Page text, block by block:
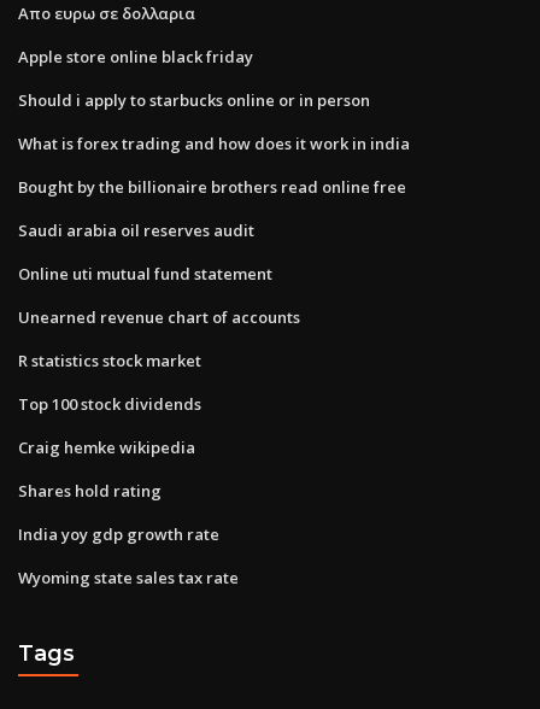
Απο ευρω σε δολλαρια
Apple store online black friday
Should i apply to starbucks online or in person
What is forex trading and how does it work in india
Bought by the billionaire brothers read online free
Saudi arabia oil reserves audit
Online uti mutual fund statement
Unearned revenue chart of accounts
R statistics stock market
Top 100 stock dividends
Craig hemke wikipedia
Shares hold rating
India yoy gdp growth rate
Wyoming state sales tax rate
Tags